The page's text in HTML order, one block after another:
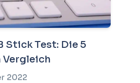
Stick Test: Die 5
Vergleich
2022